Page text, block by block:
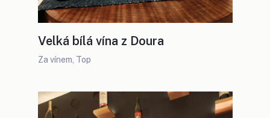
Velká bílá vína z Doura
Za vínem Top